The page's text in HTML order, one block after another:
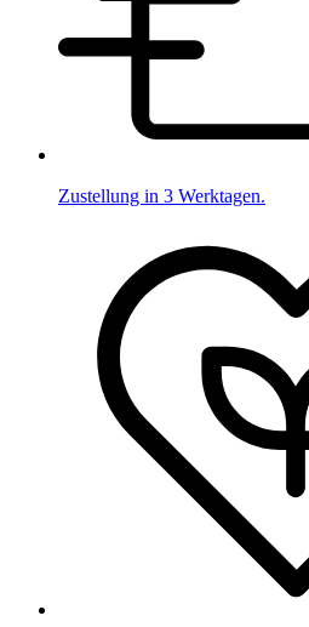
Zustellung in 3 Werktagen.